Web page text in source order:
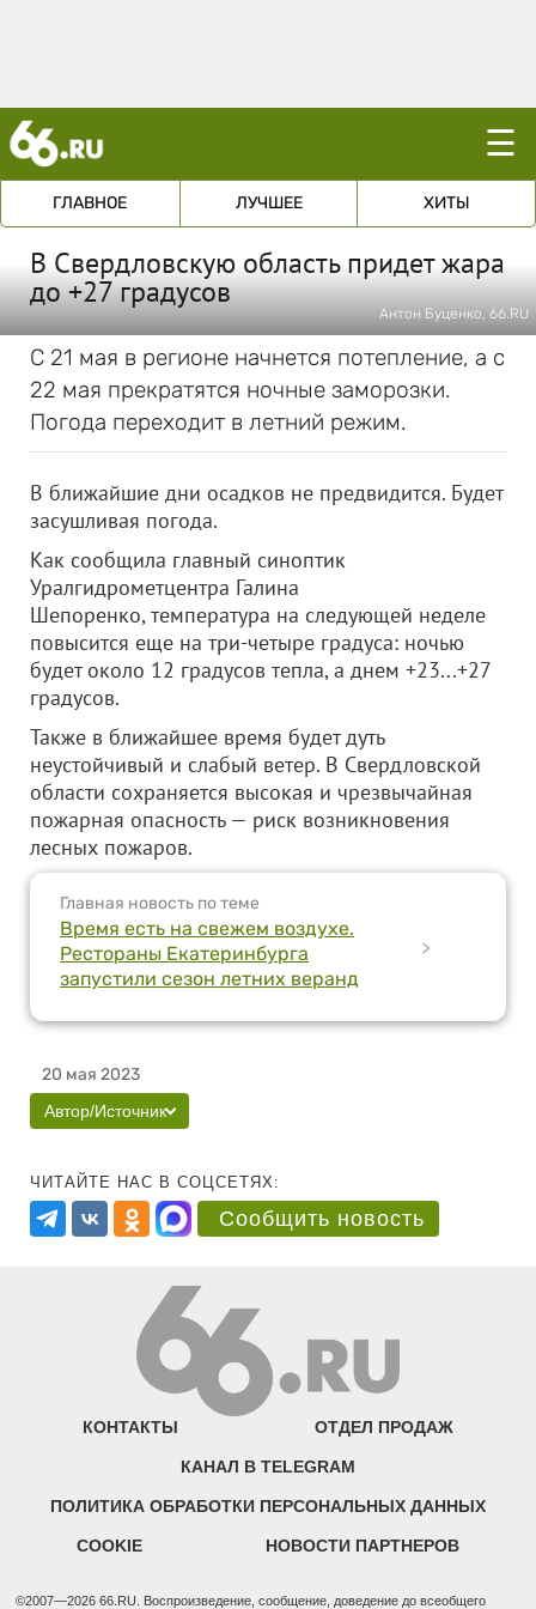
☰
ГЛАВНОЕ ЛУЧШЕЕ ХИТЫ
В Свердловскую область придет жара
до +27 градусов
Антон Буценко, 66.RU
С 21 мая в регионе начнется потепление, а с
22 мая прекратятся ночные заморозки.
Погода переходит в летний режим.
В ближайшие дни осадков не предвидится. Будет
засушливая погода.
Как сообщила главный синоптик
Уралгидрометцентра Галина
Шепоренко, температура на следующей неделе
повысится еще на три-четыре градуса: ночью
будет около 12 градусов тепла, а днем +23...+27
градусов.
Также в ближайшее время будет дуть
неустойчивый и слабый ветер. В Свердловской
области сохраняется высокая и чрезвычайная
пожарная опасность — риск возникновения
лесных пожаров.
Главная новость по теме
Время есть на свежем воздухе.
Рестораны Екатеринбурга
запустили сезон летних веранд
>
20 мая 2023
Автор/Источник
ЧИТАЙТЕ НАС В СОЦСЕТЯХ:
Сообщить новость
КОНТАКТЫ ОТДЕЛ ПРОДАЖ
КАНАЛ В TELEGRAM
ПОЛИТИКА ОБРАБОТКИ ПЕРСОНАЛЬНЫХ ДАННЫХ
COOKIE НОВОСТИ ПАРТНЕРОВ
©2007—2026 66.RU. Воспроизведение, сообщение, доведение до всеобщего